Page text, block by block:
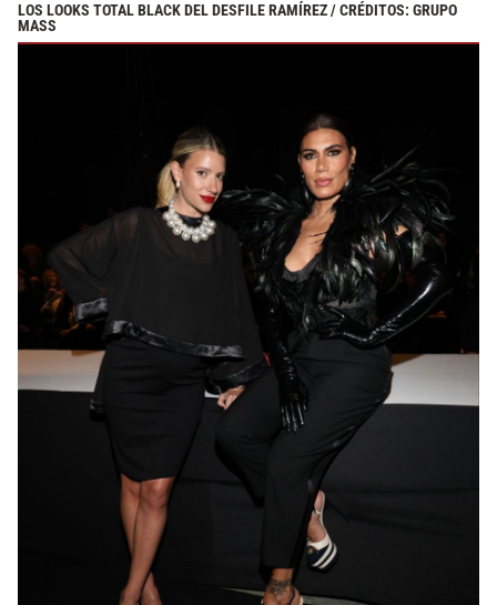
LOS LOOKS TOTAL BLACK DEL DESFILE RAMÍREZ / CRÉDITOS: GRUPO
MASS